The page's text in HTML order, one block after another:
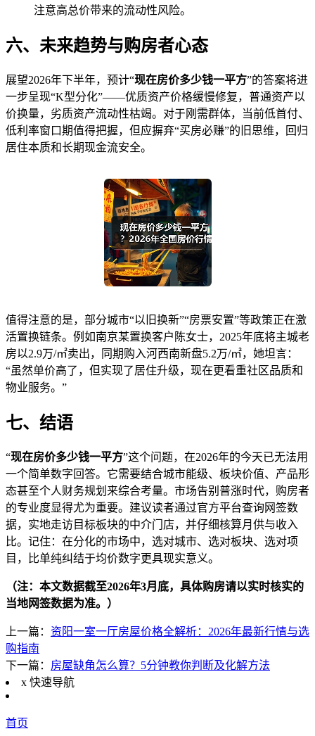
注意高总价带来的流动性风险。
六、未来趋势与购房者心态
展望2026年下半年，预计“现在房价多少钱一平方”的答案将进
一步呈现“K型分化”——优质资产价格缓慢修复，普通资产以
价换量，劣质资产流动性枯竭。对于刚需群体，当前低首付、
低利率窗口期值得把握，但应摒弃“买房必赚”的旧思维，回归
居住本质和长期现金流安全。
值得注意的是，部分城市“以旧换新”“房票安置”等政策正在激
活置换链条。例如南京某置换客户陈女士，2025年底将主城老
房以2.9万/㎡卖出，同期购入河西南新盘5.2万/㎡，她坦言：
“虽然单价高了，但实现了居住升级，现在更看重社区品质和
物业服务。”
七、结语
“现在房价多少钱一平方”这个问题，在2026年的今天已无法用
一个简单数字回答。它需要结合城市能级、板块价值、产品形
态甚至个人财务规划来综合考量。市场告别普涨时代，购房者
的专业度显得尤为重要。建议读者通过官方平台查询网签数
据，实地走访目标板块的中介门店，并仔细核算月供与收入
比。记住：在分化的市场中，选对城市、选对板块、选对项
目，比单纯纠结于均价数字更具现实意义。
（注：本文数据截至2026年3月底，具体购房请以实时核实的
当地网签数据为准。）
上一篇： 资阳一室一厅房屋价格全解析：2026年最新行情与选
购指南
下一篇： 房屋缺角怎么算？5分钟教你判断及化解方法
x 快速导航
首页